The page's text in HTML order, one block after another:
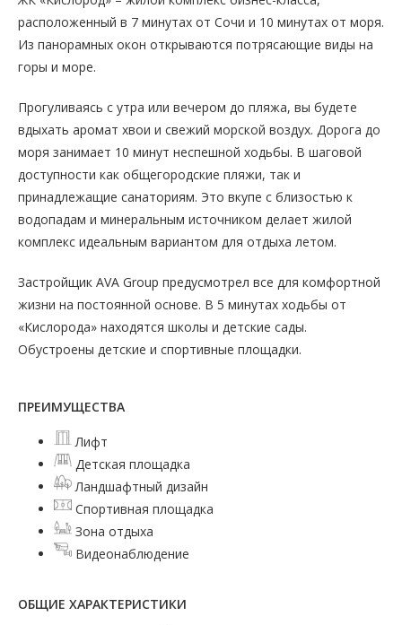
расположенный в 7 минутах от Сочи и 10 минутах от моря.
Из панорамных окон открываются потрясающие виды на
горы и море.
Прогуливаясь с утра или вечером до пляжа, вы будете
вдыхать аромат хвои и свежий морской воздух. Дорога до
моря занимает 10 минут неспешной ходьбы. В шаговой
доступности как общегородские пляжи, так и
принадлежащие санаториям. Это вкупе с близостью к
водопадам и минеральным источником делает жилой
комплекс идеальным вариантом для отдыха летом.
Застройщик AVA Group предусмотрел все для комфортной
жизни на постоянной основе. В 5 минутах ходьбы от
«Кислорода» находятся школы и детские сады.
Обустроены детские и спортивные площадки.
ПРЕИМУЩЕСТВА
Лифт
Детская площадка
Ландшафтный дизайн
Спортивная площадка
Зона отдыха
Видеонаблюдение
ОБЩИЕ ХАРАКТЕРИСТИКИ